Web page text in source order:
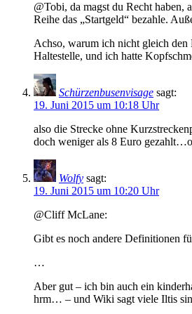
@Tobi, da magst du Recht
Reihe das „Startgeld“ bezahle.
Achso, warum ich nicht gleich den
Haltestelle, und ich hatte
Schürzenbusenvisage sagt:
19. Juni 2015 um 10:18 Uhr
also die Strecke ohne
doch weniger als 8 Euro
Wolfy sagt:
19. Juni 2015 um 10:20 Uhr
@Cliff McLane:
Gibt es noch andere Definitionen
…
Aber gut – ich bin auch ein
hrm… – und Wiki sagt viele Iltis